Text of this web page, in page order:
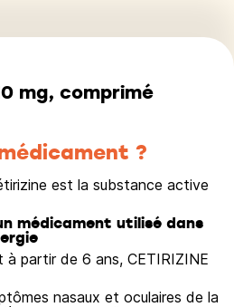
mg, comprimé
?
est la substance active
médicament utilisé dans
partir de 6 ans, CETIRIZINE
nasaux et oculaires de la